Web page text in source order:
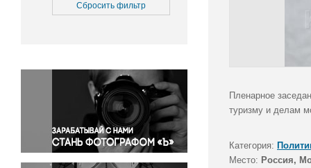
Медицина
Окружающая среда
Политика
Правосудие
Происшествия и конфликты
Религия
Светская жизнь
Сбросить фильтр
Пленарное
туризму и делам
Категория:
Место: Россия,